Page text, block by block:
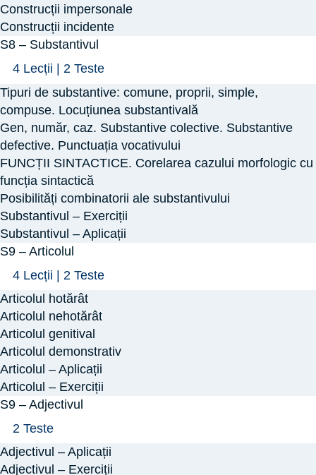
sintactice
Construcții impersonale
Construcții incidente
S8 – Substantivul
Arată
S8
–
Substantivul
4 Lecții
2 Teste
Tipuri de substantive: comune, proprii, simple,
compuse. Locuțiunea substantivală
Gen, număr, caz. Substantive colective. Substantive
defective. Punctuația vocativului
FUNCȚII SINTACTICE. Corelarea cazului morfologic cu
funcția sintactică
Posibilități combinatorii ale substantivului
Substantivul – Exerciții
Substantivul – Aplicații
S9 – Articolul
Arată
S9
–
Articolul
4 Lecții | 2 Teste
Articolul hotărât
Articolul nehotărât
Articolul genitival
Articolul demonstrativ
Articolul – Aplicații
Articolul – Exerciții
S9 – Adjectivul
Arată
S9
–
Adjectivul
2 Teste
Adjectivul – Aplicații
Adjectivul – Exerciții